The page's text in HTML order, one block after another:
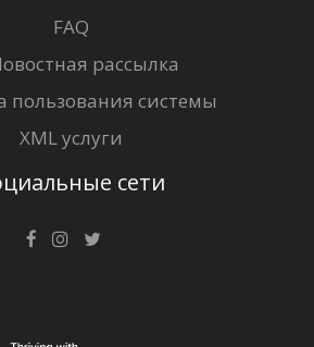
FAQ
рассылка
пользования системы
XML услуги
сети